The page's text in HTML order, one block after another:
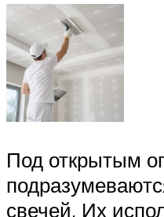
Под открытым
свечей. Их